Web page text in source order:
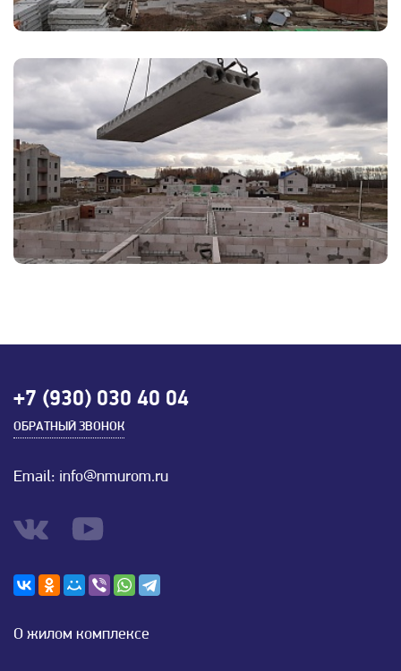
О жилом комплексе
+7 (930) 030 40 04
ОБРАТНЫЙ ЗВОНОК
Email: info@nmurom.ru